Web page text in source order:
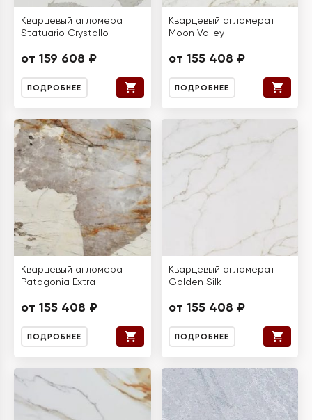
Кварцевый агломерат
Statuario Crystallo
от 159 608 ₽
ПОДРОБНЕЕ
Кварцевый агломерат
Moon Valley
от 155 408 ₽
ПОДРОБНЕЕ
Кварцевый агломерат
Patagonia Extra
от 155 408 ₽
ПОДРОБНЕЕ
Кварцевый агломерат
Golden Silk
от 155 408 ₽
ПОДРОБНЕЕ